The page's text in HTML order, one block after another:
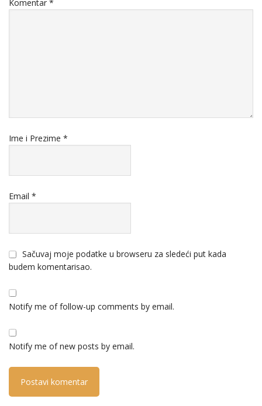
Komentar *
Ime i Prezime *
Email *
Sačuvaj moje podatke u browseru za sledeći put kada
budem komentarisao.
Notify me of follow-up comments by email.
Notify me of new posts by email.